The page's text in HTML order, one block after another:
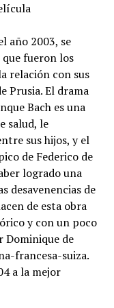
año 2003, se
fueron los
relación con sus
Prusia. El drama
Bach es una
salud, le
sus hijos, y el
de Federico de
logrado una
desavenencias de
de esta obra
y con un poco
Dominique de
francesa-suiza.
a la mejor